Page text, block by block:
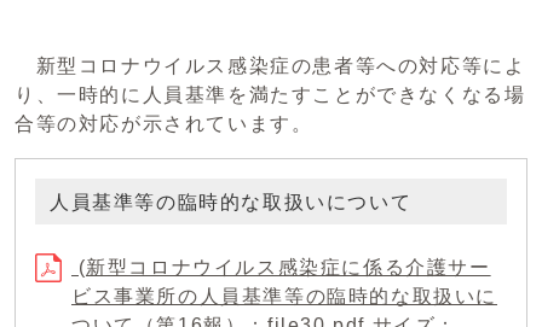
新型コロナウイルス感染症の患者等への対応等によ
り、一時的に人員基準を満たすことができなくなる場
合等の対応が示されています。
人員基準等の臨時的な取扱いについて
(新型コロナウイルス感染症に係る介護サー
ビス事業所の人員基準等の臨時的な取扱いに